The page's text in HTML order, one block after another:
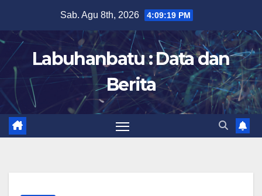
content
Sab. Agu 8th, 2026 4:09:21 PM
Labuhanbatu : Data dan
Berita